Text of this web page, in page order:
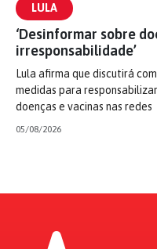
LULA
‘Desinformar sobre
irresponsabilidade’
Lula afirma que discutirá
medidas para
doenças e vacinas nas redes
05/08/2026